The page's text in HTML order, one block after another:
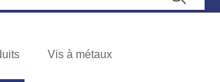
Vis à métaux